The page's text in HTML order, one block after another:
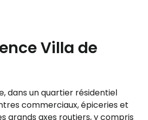
Villa de
dans un quartier résidentiel
commerciaux, épiceries et
grands axes routiers, y compris